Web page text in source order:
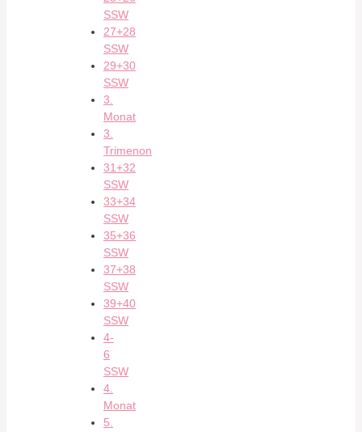
SSW
27+28
SSW
29+30
SSW
3.
Monat
3.
Trimenon
31+32
SSW
33+34
SSW
35+36
SSW
37+38
SSW
39+40
SSW
4-
6
SSW
4.
Monat
5.